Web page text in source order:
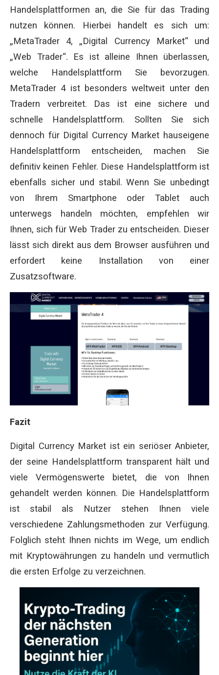
Handelsplattformen an, die Sie für das Trading
nutzen können. Hierbei handelt es sich um:
„MetaTrader 4, „Digital Currency Market“ und
„Web Trader“. Es ist alleine Ihnen überlassen,
welche Handelsplattform Sie bevorzugen.
MetaTrader 4 ist besonders weltweit unter den
Tradern verbreitet. Das ist eine sichere und
schnelle Handelsplattform. Sollten Sie sich
dennoch für Digital Currency Market hauseigene
Handelsplattform entscheiden, machen Sie
definitiv keinen Fehler. Diese Handelsplattform ist
ebenfalls sicher und stabil. Wenn Sie unbedingt
von Ihrem Smartphone oder Tablet auch
unterwegs handeln möchten, empfehlen wir
Ihnen, sich für Web Trader zu entscheiden. Dieser
lässt sich direkt aus dem Browser ausführen und
erfordert keine Installation von einer
Zusatzsoftware.
Fazit
Digital Currency Market ist ein seriöser Anbieter,
der seine Handelsplattform transparent hält und
viele Vermögenswerte bietet, die von Ihnen
gehandelt werden können. Die Handelsplattform
ist stabil als Nutzer stehen Ihnen viele
verschiedene Zahlungsmethoden zur Verfügung.
Folglich steht Ihnen nichts im Wege, um endlich
mit Kryptowährungen zu handeln und vermutlich
die ersten Erfolge zu verzeichnen.